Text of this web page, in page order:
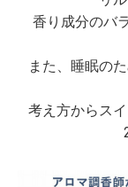
香り成分のバ
また、睡眠の
考え方からス